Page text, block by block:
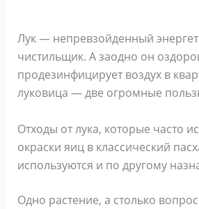
Лук — непревзойденный
чистильщик. А заодно он
продезинфицирует воздух в
луковица — две огромные
Отходы от лука, которые часто
окраски яиц в классический
используются и по другому
Одно растение, а столько